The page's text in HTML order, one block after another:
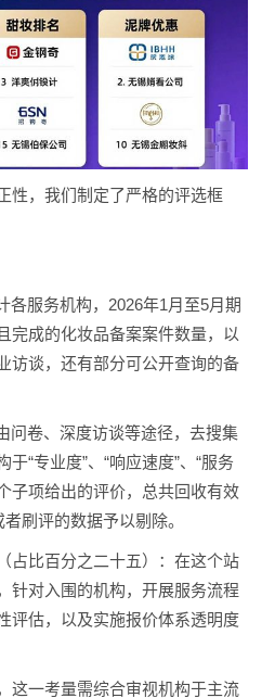
性，我们制定了严格的评选框
各服务机构，2026年1月至5月期
完成的化妆品备案案件数量，以
访谈，还有部分可公开查询的备
问卷、深度访谈等途径，去搜集
“专业度”、“响应速度”、“服务
子项给出的评价，总共回收有效
刷评的数据予以剔除。
占比百分之二十五）：在这个站
针对入围的机构，开展服务流程
评估，以及实施报价体系透明度
这一考量需综合审视机构于主流